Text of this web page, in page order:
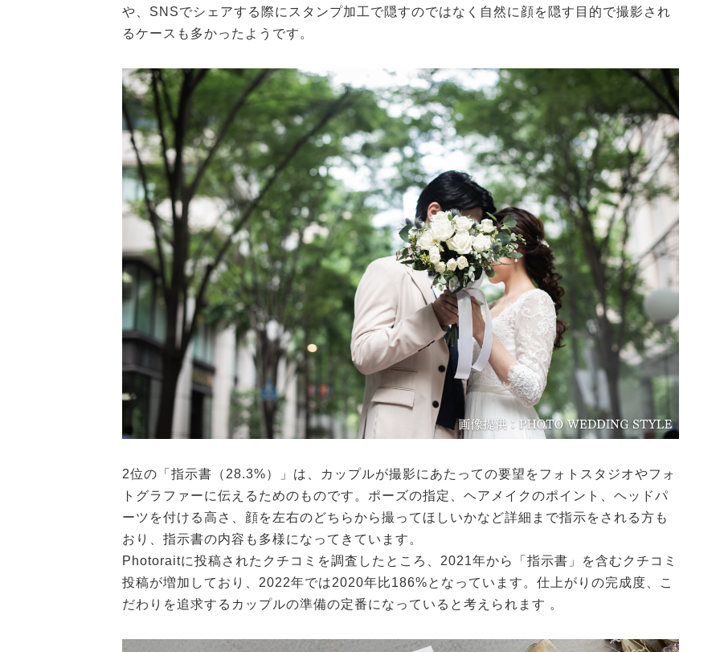
や、SNSでシェアする際にスタンプ加工で隠すのではなく自然に顔を隠す目的で撮影され
るケースも多かったようです。
2位の「指示書（28.3%）」は、カップルが撮影にあたっての要望をフォトスタジオやフォ
トグラファーに伝えるためのものです。ポーズの指定、ヘアメイクのポイント、ヘッドパ
ーツを付ける高さ、顔を左右のどちらから撮ってほしいかなど詳細まで指示をされる方も
おり、指示書の内容も多様になってきています。
Photoraitに投稿されたクチコミを調査したところ、2021年から「指示書」を含むクチコミ
投稿が増加しており、2022年では2020年比186%となっています。仕上がりの完成度、こ
だわりを追求するカップルの準備の定番になっていると考えられます 。